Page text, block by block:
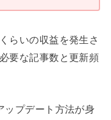
らいの収益を発生さ
要な記事数と更新頻
ップデート方法が身